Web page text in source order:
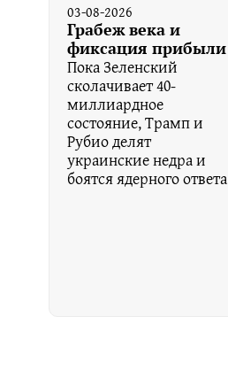
03-08-2026
Грабеж века и
фиксация прибыли
Пока Зеленский
сколачивает 40-
миллиардное
состояние, Трамп и
Рубио делят
украинские недра и
боятся ядерного ответа